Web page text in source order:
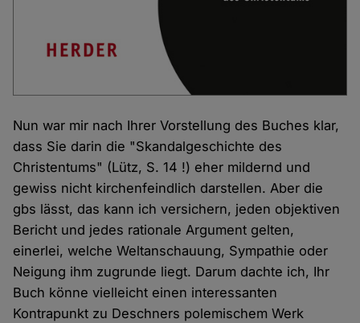
Nun war mir nach Ihrer Vorstellung des Buches klar,
dass Sie darin die "Skandalgeschichte des
Christentums" (Lütz, S. 14 !) eher mildernd und
gewiss nicht kirchenfeindlich darstellen. Aber die
gbs lässt, das kann ich versichern, jeden objektiven
Bericht und jedes rationale Argument gelten,
einerlei, welche Weltanschauung, Sympathie oder
Neigung ihm zugrunde liegt. Darum dachte ich, Ihr
Buch könne vielleicht einen interessanten
Kontrapunkt zu Deschners polemischem Werk